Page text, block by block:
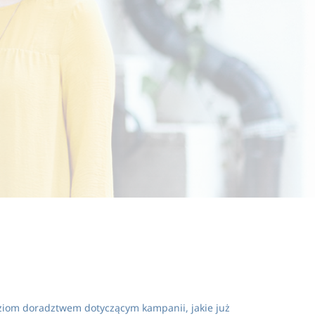
doradztwem dotyczącym kampanii, jakie już